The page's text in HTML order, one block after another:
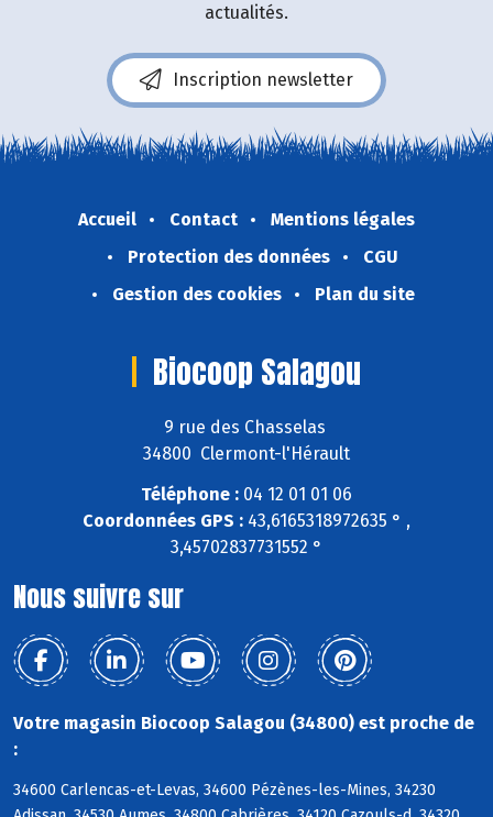
actualités.
Inscription newsletter
Accueil Contact
Mentions légales
Protection des données
CGU
Gestion des cookies
Plan du site
Biocoop Salagou
9 rue des Chasselas
34800 Clermont-l'Hérault
Téléphone : 04 12 01 01 06
Coordonnées GPS : 43,6165318972635 ° ,
3,45702837731552 °
Nous suivre sur
Votre magasin Biocoop Salagou (34800) est proche de
:
34600 Carlencas-et-Levas, 34600 Pézènes-les-Mines, 34230